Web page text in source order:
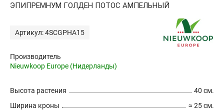
ЭПИПРЕМНУМ ГОЛДЕН ПОТОС АМПЕЛЬНЫЙ
Артикул: 4SCGPHA15
Производитель
Nieuwkoop Europe (Нидерланды)
40 см.
Высота растения
≈ 25 см.
Ширина кроны